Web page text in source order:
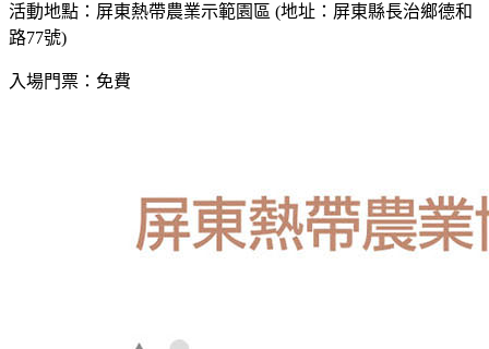
活動地點：屏東熱帶農業示範園區 (地址：屏東縣長治鄉德和
路77號)
入場門票：免費